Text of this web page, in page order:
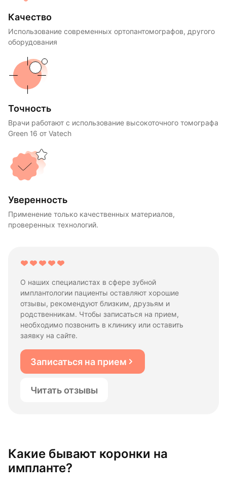
Качество
Использование современных ортопантомографов, другого
оборудования
Точность
Врачи работают с использование высокоточного томографа
Green 16 от Vatech
Уверенность
Применение только качественных материалов,
проверенных технологий.
О наших специалистах в сфере зубной
имплантологии пациенты оставляют хорошие
отзывы, рекомендуют близким, друзьям и
родственникам. Чтобы записаться на прием,
необходимо позвонить в клинику или оставить
заявку на сайте.
Записаться на прием
Читать отзывы
Какие бывают коронки на
импланте?